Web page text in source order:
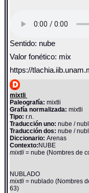
Sentido: nube
Valor fonético: mix
https://
mixtli
Paleografía: mixtli
Grafía normalizada: mixtli
Tipo: r.n.
Traducción uno: nube /
Traducción dos: nube /
Diccionario:Arenas
Contexto: NUBE
mixtli= nube (Nombres de
NUBLADO
mixtli= nublado (Nombres
63)